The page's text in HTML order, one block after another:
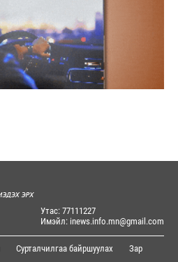
Утас: 77111227
Имэйл: inews.info.mn@gmail.com
Сурталчилгаа байршуулах
Зар